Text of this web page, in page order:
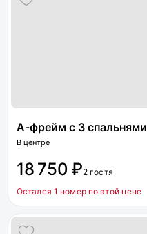
А-фрейм с 3 спальнями
В центре
18 750 ₽2 гостя
Остался 1 номер по этой цене